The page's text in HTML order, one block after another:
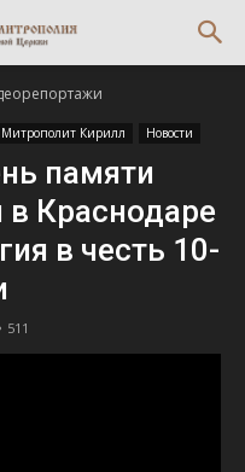
Митрополит Кирилл Новости
памяти
в Краснодаре
в честь 10-
511